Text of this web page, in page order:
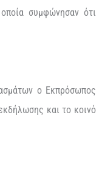
συμφώνησαν ότι
ο Εκπρόσωπος
και το κοινό